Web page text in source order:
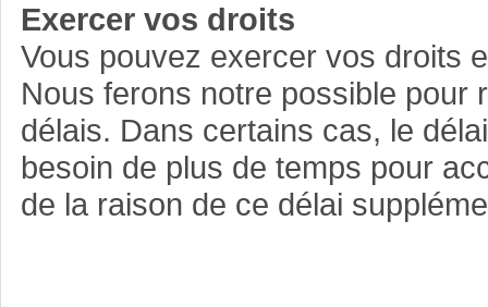
Exercer vos droits
Vous pouvez exercer vos droits
Nous ferons notre possible pour
délais. Dans certains cas, le
besoin de plus de temps pour
de la raison de ce délai